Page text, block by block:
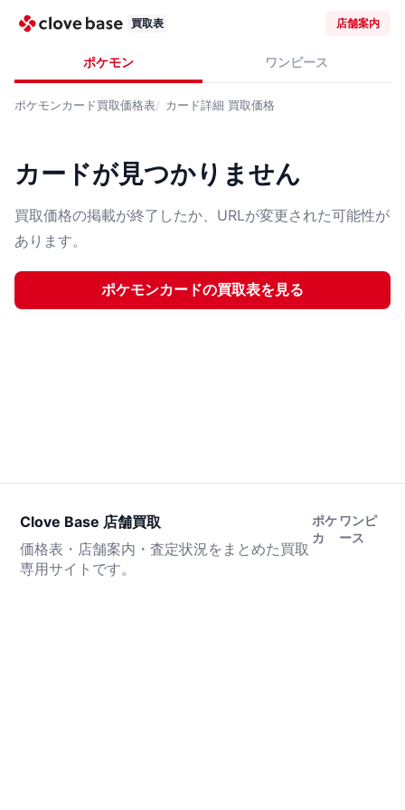
買取表 店舗案内
ポケモン ワンピース
ポケモンカード買取価格表 カード詳細 買取価格
カードが見つかりません
買取価格の掲載が終了したか、URLが変更された可能性が
あります。
ポケモンカードの買取表を見る
Clove Base 店舗買取
価格表・店舗案内・査定状況をまとめた買取
専用サイトです。
ポケ
カ
ワンピ
ース